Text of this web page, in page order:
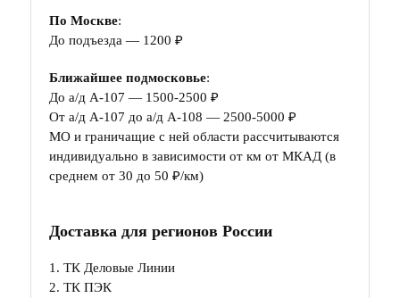
По Москве:
До подъезда — 1200 ₽
Ближайшее подмосковье:
До а/д А-107 — 1500-2500 ₽
От а/д А-107 до а/д А-108 — 2500-5000 ₽
МО и граничащие с ней области рассчитываются
индивидуально в зависимости от км от МКАД (в
среднем от 30 до 50 ₽/км)
Доставка для регионов России
1. ТК Деловые Линии
2. ТК ПЭК